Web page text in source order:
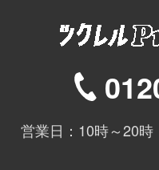
営業日：10時～20